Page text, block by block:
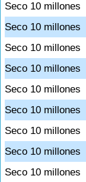
Seco 10 millones
Seco 10 millones
Seco 10 millones
Seco 10 millones
Seco 10 millones
Seco 10 millones
Seco 10 millones
Seco 10 millones
Seco 10 millones